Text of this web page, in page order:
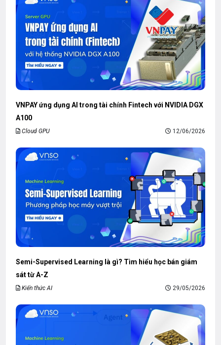
VNPAY ứng dụng AI trong tài chính Fintech với NVIDIA DGX
A100
Cloud GPU 12/06/2026
Semi-Supervised Learning là gì? Tìm hiểu học bán giám
sát từ A-Z
Kiến thức AI 29/05/2026